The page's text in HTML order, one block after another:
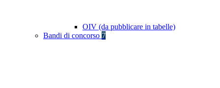
OIV (da pubblicare in tabelle)
Bandi di concorso 7